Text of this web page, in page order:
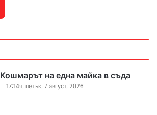
Кошмарът на една майка в съда
17:14ч, петък, 7 август, 2026